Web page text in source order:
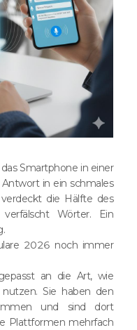
Smartphone in einer
in ein schmales
die Hälfte des
verfälscht Wörter. Ein
2026 noch immer
an die Art, wie
Sie haben den
und sind dort
Plattformen mehrfach